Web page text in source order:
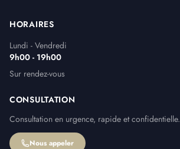
HORAIRES
Lundi - Vendredi
9h00 - 19h00
Sur rendez-vous
CONSULTATION
Consultation en urgence, rapide et confidentielle.
Nous appeler